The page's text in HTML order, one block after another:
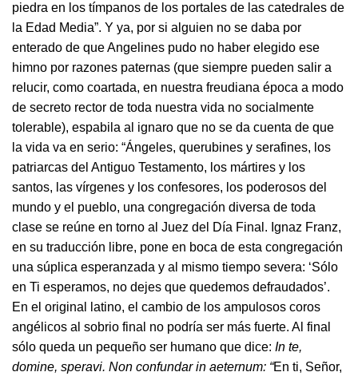
piedra en los tímpanos de los portales de las catedrales de
la Edad Media”. Y ya, por si alguien no se daba por
enterado de que Angelines pudo no haber elegido ese
himno por razones paternas (que siempre pueden salir a
relucir, como coartada, en nuestra freudiana época a modo
de secreto rector de toda nuestra vida no socialmente
tolerable), espabila al ignaro que no se da cuenta de que
la vida va en serio: “Ángeles, querubines y serafines, los
patriarcas del Antiguo Testamento, los mártires y los
santos, las vírgenes y los confesores, los poderosos del
mundo y el pueblo, una congregación diversa de toda
clase se reúne en torno al Juez del Día Final. Ignaz Franz,
en su traducción libre, pone en boca de esta congregación
una súplica esperanzada y al mismo tiempo severa: ‘Sólo
en Ti esperamos, no dejes que quedemos defraudados’.
En el original latino, el cambio de los ampulosos coros
angélicos al sobrio final no podría ser más fuerte. Al final
sólo queda un pequeño ser humano que dice: In te,
domine, speravi. Non confundar in aeternum: “En ti, Señor,